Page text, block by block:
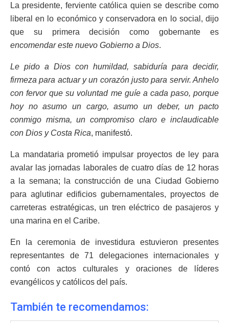
La presidente, ferviente católica quien se describe como
liberal en lo económico y conservadora en lo social, dijo
que su primera decisión como gobernante es
encomendar este nuevo Gobierno a Dios.
Le pido a Dios con humildad, sabiduría para decidir,
firmeza para actuar y un corazón justo para servir. Anhelo
con fervor que su voluntad me guíe a cada paso, porque
hoy no asumo un cargo, asumo un deber, un pacto
conmigo misma, un compromiso claro e inclaudicable
con Dios y Costa Rica, manifestó.
La mandataria prometió impulsar proyectos de ley para
avalar las jornadas laborales de cuatro días de 12 horas
a la semana; la construcción de una Ciudad Gobierno
para aglutinar edificios gubernamentales, proyectos de
carreteras estratégicas, un tren eléctrico de pasajeros y
una marina en el Caribe.
En la ceremonia de investidura estuvieron presentes
representantes de 71 delegaciones internacionales y
contó con actos culturales y oraciones de líderes
evangélicos y católicos del país.
También te recomendamos: